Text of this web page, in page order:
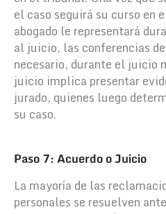
el caso seguirá su curso en
abogado le representará
al juicio, las conferencias
necesario, durante el juicio
juicio implica presentar
jurado, quienes luego
su caso.
Paso 7: Acuerdo o Juicio
La mayoría de las
personales se resuelven